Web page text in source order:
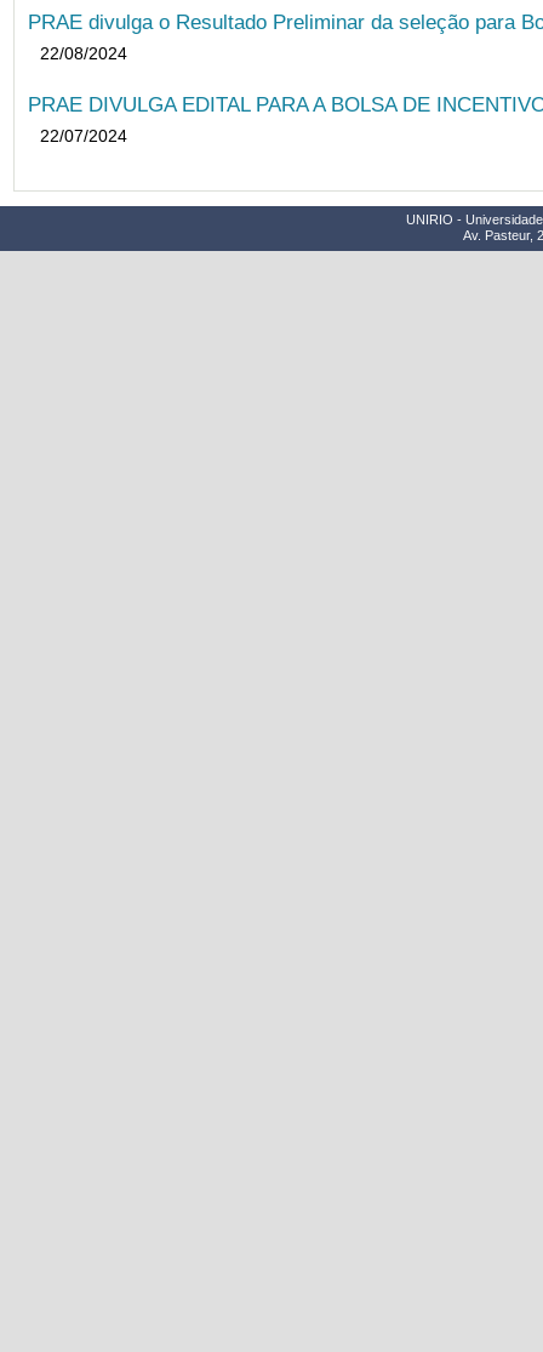
PRAE divulga o Resultado Preliminar da seleção para
22/08/2024
PRAE DIVULGA EDITAL PARA A BOLSA DE
22/07/2024
UNIRIO -
Av. Pasteur,